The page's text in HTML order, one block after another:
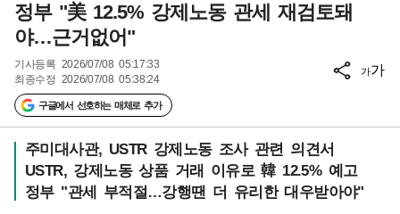
정부 "美 12.5% 강제노동 관세 재검토돼
야…근거없어"
기사등록 2026/07/08 05:17:33
최종수정 2026/07/08 05:38:24
구글에서 선호하는 매체로 추가
가가
주미대사관, USTR 강제노동 조사 관련 의견서
USTR, 강제노동 상품 거래 이유로 韓 12.5% 예고
정부 "관세 부적절…강행땐 더 유리한 대우받아야"